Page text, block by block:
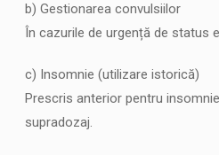
b) Gestionarea convulsiilor
În cazurile de urgență de status
c) Insomnie (utilizare istorică)
Prescris anterior pentru
supradozaj.